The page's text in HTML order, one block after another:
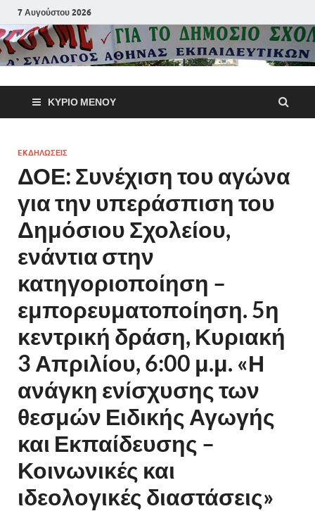
7 Αυγούστου 2026
Α΄
Αθηνών
Π.Ε.
ΚΎΡΙΟ ΜΕΝΟΎ
EKΔΗΛΩΣΕΙΣ
ΔΟΕ: Συνέχιση του αγώνα
για την υπεράσπιση του
Δημόσιου Σχολείου,
ενάντια στην
κατηγοριοποίηση –
εμπορευματοποίηση. 5η
κεντρική δράση, Κυριακή
3 Απριλίου, 6:00 μ.μ. «Η
ανάγκη ενίσχυσης των
θεσμών Ειδικής Αγωγής
και Εκπαίδευσης –
Κοινωνικές και
ιδεολογικές διαστάσεις»